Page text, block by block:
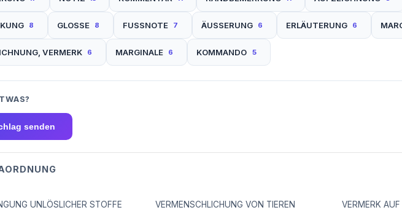
8 GLOSSE 8 FUSSNOTE 7 ÄUSSERUNG 6 ERLÄUTERUNG 6
VERMERK 6 MARGINALE 6 KOMMANDO 5
senden
UNLÖSLICHER STOFFE VERMENSCHLICHUNG VON TIEREN VERMERK